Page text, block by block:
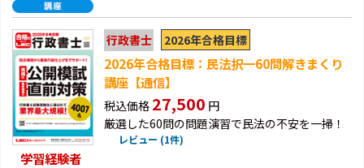
学習経験者
行政書士 2026年合格目標
2026年合格目標：民法択一60問解きまくり
講座【通信】
税込価格 27,500 円
厳選した60問の問題演習で民法の不安を一掃！
レビュー (1件)